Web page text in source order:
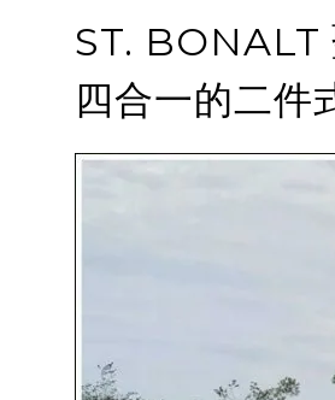
ST. BONALT
四合一的二件